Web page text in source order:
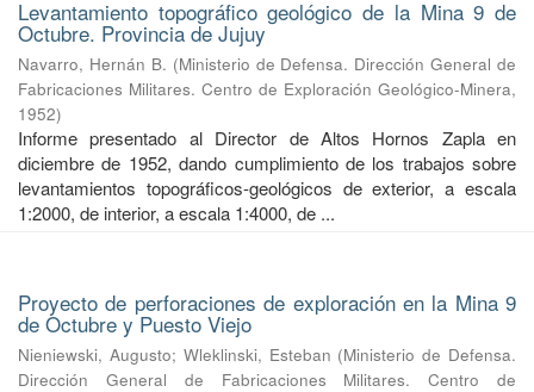
Levantamiento topográfico geológico de la Mina 9 de
Octubre. Provincia de Jujuy
Navarro, Hernán B. (Ministerio de Defensa. Dirección General de
Fabricaciones Militares. Centro de Exploración Geológico-Minera,
1952)
Informe presentado al Director de Altos Hornos Zapla en
diciembre de 1952, dando cumplimiento de los trabajos sobre
levantamientos topográficos-geológicos de exterior, a escala
1:2000, de interior, a escala 1:4000, de ...
Proyecto de perforaciones de exploración en la Mina 9
de Octubre y Puesto Viejo
Nieniewski, Augusto; Wleklinski, Esteban (Ministerio de Defensa.
Dirección General de Fabricaciones Militares. Centro de